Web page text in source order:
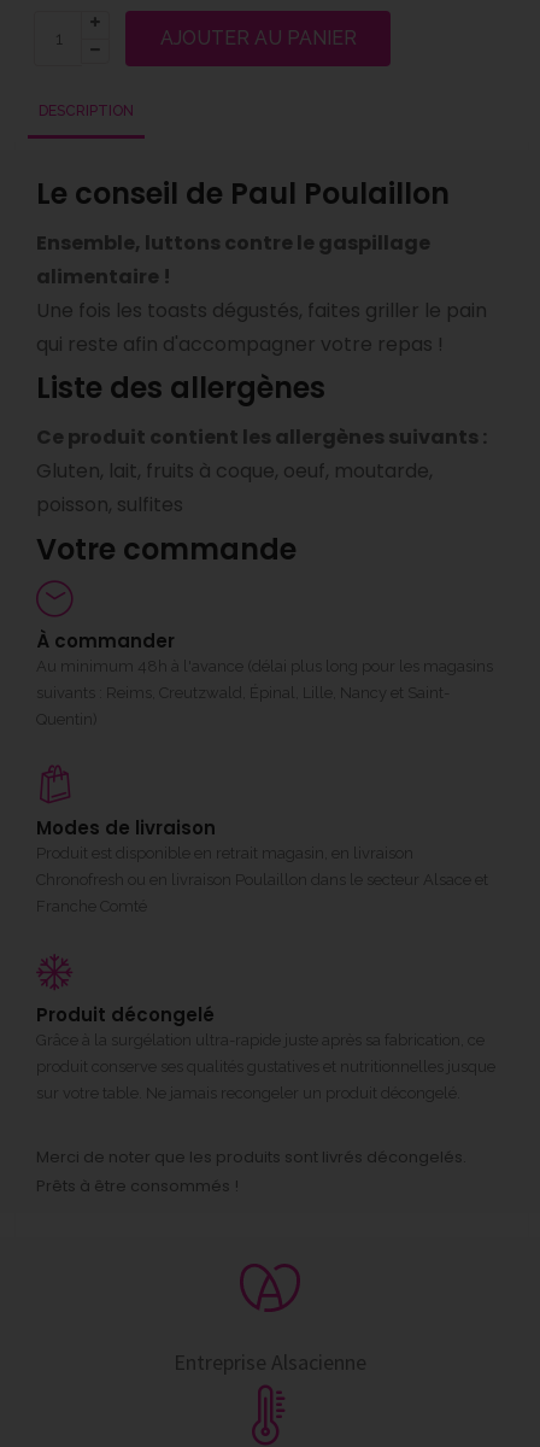
AJOUTER AU PANIER
DESCRIPTION
Le conseil de Paul Poulaillon
Ensemble, luttons contre le gaspillage
alimentaire !
Une fois les toasts dégustés, faites griller le pain
qui reste afin d'accompagner votre repas !
Liste des allergènes
Ce produit contient les allergènes suivants :
Gluten, lait, fruits à coque, oeuf, moutarde,
poisson, sulfites
Votre commande
À commander
Au minimum 48h à l'avance (délai plus long pour les magasins
suivants : Reims, Creutzwald, Épinal, Lille, Nancy et Saint-
Quentin)
Modes de livraison
Produit est disponible en retrait magasin, en livraison
Chronofresh ou en livraison Poulaillon dans le secteur Alsace et
Franche Comté
Produit décongelé
Grâce à la surgélation ultra-rapide juste après sa fabrication, ce
produit conserve ses qualités gustatives et nutritionnelles jusque
sur votre table. Ne jamais recongeler un produit décongelé.
Merci de noter que les produits sont livrés décongelés.
Prêts à être consommés !
Entreprise Alsacienne